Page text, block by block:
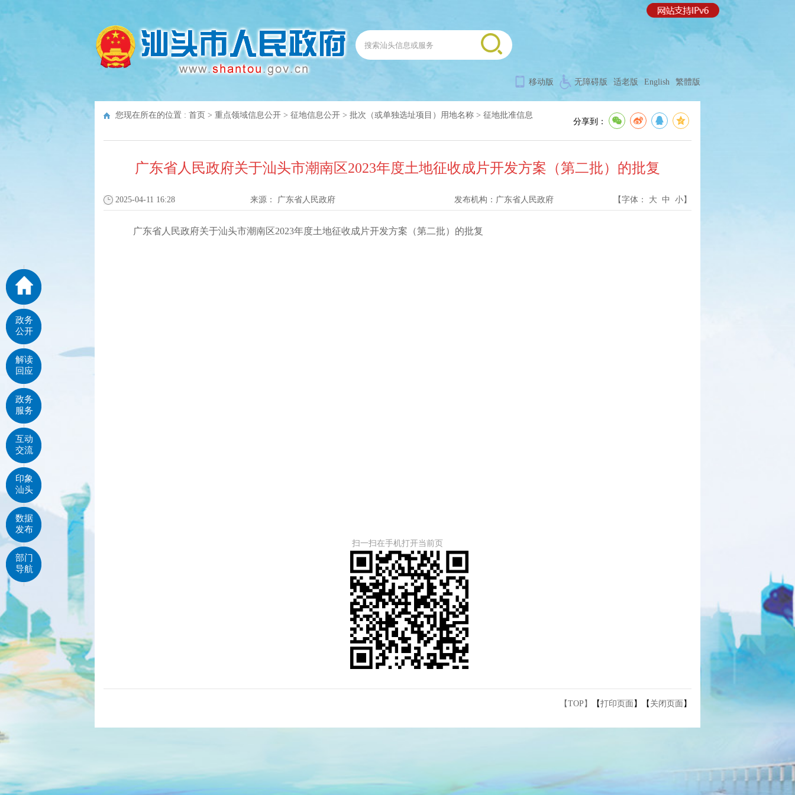
移动版 无障碍版 适老版 English 繁體版
您现在所在的位置 : 首页 > 重点领域信息公开 > 征地信息公开 > 批次（或单独选址项目）用地名称 > 征地批准信息
分享到：
广东省人民政府关于汕头市潮南区2023年度土地征收成片开发方案（第二批）的批复
2025-04-11 16:28 来源： 广东省人民政府 发布机构： 广东省人民政府 【字体： 大 中 小】
广东省人民政府关于汕头市潮南区2023年度土地征收成片开发方案（第二批）的批复
扫一扫在手机打开当前页
【TOP】 【打印页面 】【 关闭页面 】
政务
公开
解读
回应
政务
服务
互动
交流
印象
汕头
数据
发布
部门
导航